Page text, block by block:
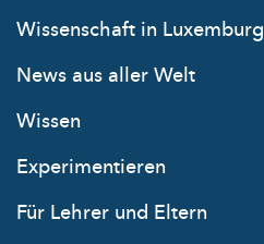
Wissenschaft in Luxemburg
News aus aller Welt
Wissen
Experimentieren
Für Lehrer und Eltern